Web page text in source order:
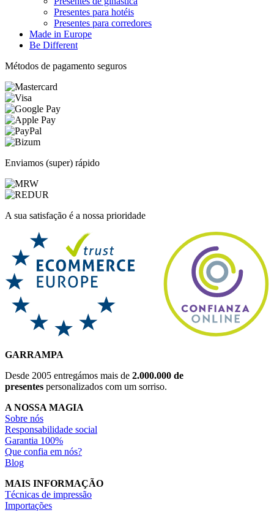
Presentes para hotéis
Presentes para corredores
Made in Europe
Be Different
Métodos de pagamento seguros
Enviamos (super) rápido
A sua satisfação é a nossa prioridade
GARRAMPA
Desde 2005 entregámos mais de 2.000.000 de
presentes personalizados com um sorriso.
A NOSSA MAGIA
Sobre nós
Responsabilidade social
Garantia 100%
Que confia em nós?
Blog
MAIS INFORMAÇÃO
Técnicas de impressão
Importações